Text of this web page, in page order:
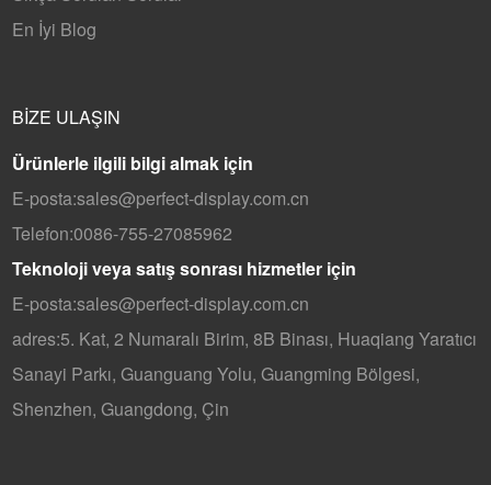
En İyi Blog
BIZE ULAŞIN
Ürünlerle ilgili bilgi almak için
E-posta:sales@perfect-display.com.cn
Telefon:0086-755-27085962
Teknoloji veya satış sonrası hizmetler için
E-posta:sales@perfect-display.com.cn
adres:5. Kat, 2 Numaralı Birim, 8B Binası, Huaqiang Yaratıcı
Sanayi Parkı, Guanguang Yolu, Guangming Bölgesi,
Shenzhen, Guangdong, Çin